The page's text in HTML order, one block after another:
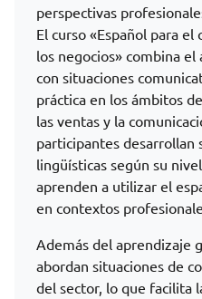
perspectivas
El curso «Español para
los negocios» combina
con situaciones
práctica en los ámbitos
las ventas y la
participantes desarrollan
lingüísticas según su
aprenden a utilizar el
en contextos
Además del aprendizaje
abordan situaciones de
del sector, lo que facilita